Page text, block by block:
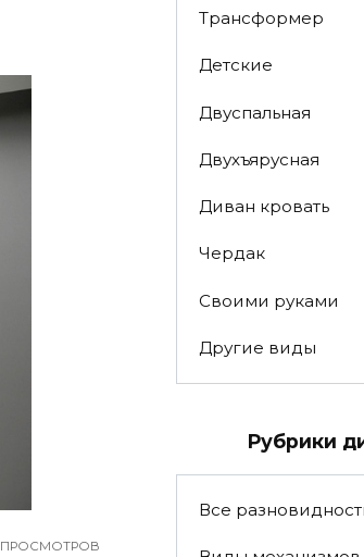
ПРОСМОТРОВ
Трансформер
Детские
Двуспальная
Двухъярусная
Диван кровать
Чердак
Своими руками
Другие виды
Рубрики
Все